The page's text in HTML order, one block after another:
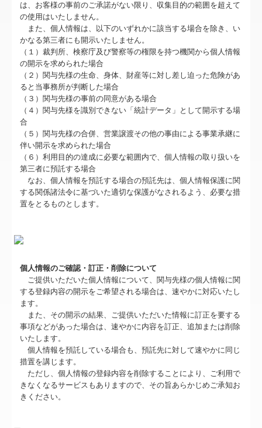
関連リンク
TKCリンク集
個人情報保護方針
お問合せ
経営者の四季
は、お客様の事前のご承諾がない限り、収集目的の範囲を超えて
の使用はいたしません。
また、個人情報は、以下のいずれかに該当する場合を除き、い
かなる第三者にも開示いたしません。
（１）裁判所、検察庁及び警察等の権限を持つ機関から個人情報
の開示を求められた場合
（２）関与先様の生命、身体、財産等に対し差し迫った危険があ
ると当事務所が判断した場合
（３）関与先様の事前の同意がある場合
（４）関与先様を識別できない「統計データ」として開示する場
合
（５）関与先様の合併、営業譲渡その他の事由による事業承継に
伴い開示を求められた場合
（６）利用目的の達成に必要な範囲内で、個人情報の取り扱いを
第三者に預託する場合
なお、個人情報を預託する場合の預託先は、個人情報保護に関
する関係諸法令に基づいた適切な保護がなされるよう、必要な措
置をとるものとします。
個人情報のご確認・訂正・削除について
ご提供いただいた個人情報について、関与先様の個人情報に関
する登録内容の開示をご希望される場合は、速やかに対応いたし
ます。
また、その開示の結果、ご提供いただいた情報に訂正を要する
事項などがあった場合は、速やかに内容を訂正、追加または削除
いたします。
個人情報を預託している場合も、預託先に対して速やかに同じ
措置を講じます。
ただし、個人情報の登録内容を削除することにより、ご利用で
きなくなるサービスもありますので、その旨あらかじめご承知お
きください。